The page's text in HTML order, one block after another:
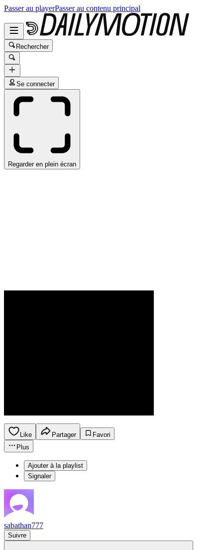
Passer au playerPasser au contenu principal
Rechercher
Se connecter
Regarder en plein écran
Like Partager
Favori
Plus
Ajouter à la playlist
Signaler
sabathan777
Suivre